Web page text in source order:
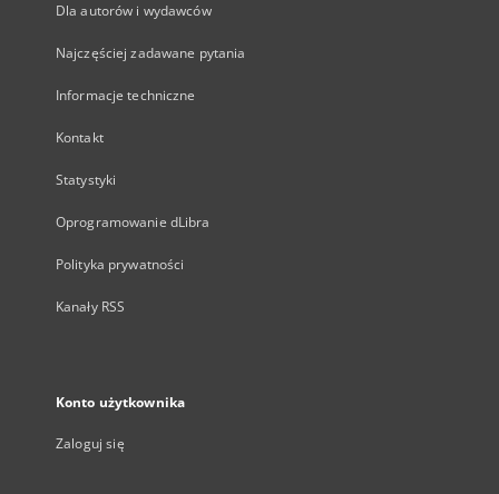
Dla autorów i wydawców
Najczęściej zadawane pytania
Informacje techniczne
Kontakt
Statystyki
Oprogramowanie dLibra
Polityka prywatności
Kanały RSS
Konto użytkownika
Zaloguj się